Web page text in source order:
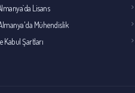
Lisans
Mühendislik
Kabul Şartları